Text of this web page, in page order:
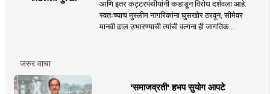
आणि इतर कट्टरपंथीयांनी कडाडून विरोध दर्शवला आहे.
स्वतःच्याच मुस्लीम नागरिकांना घुसखोर ठरवून, सीमेवर
मानवी ढाल उभारण्याची त्यांची वल्गना ही जागतिक ..
जरुर वाचा
'समाजव्रती' हभप सुयोग आपटे